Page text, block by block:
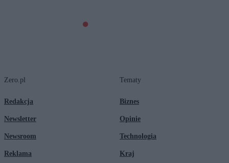
Zero.pl
Redakcja
Newsletter
Newsroom
Reklama
Tematy
Biznes
Opinie
Technologia
Kraj